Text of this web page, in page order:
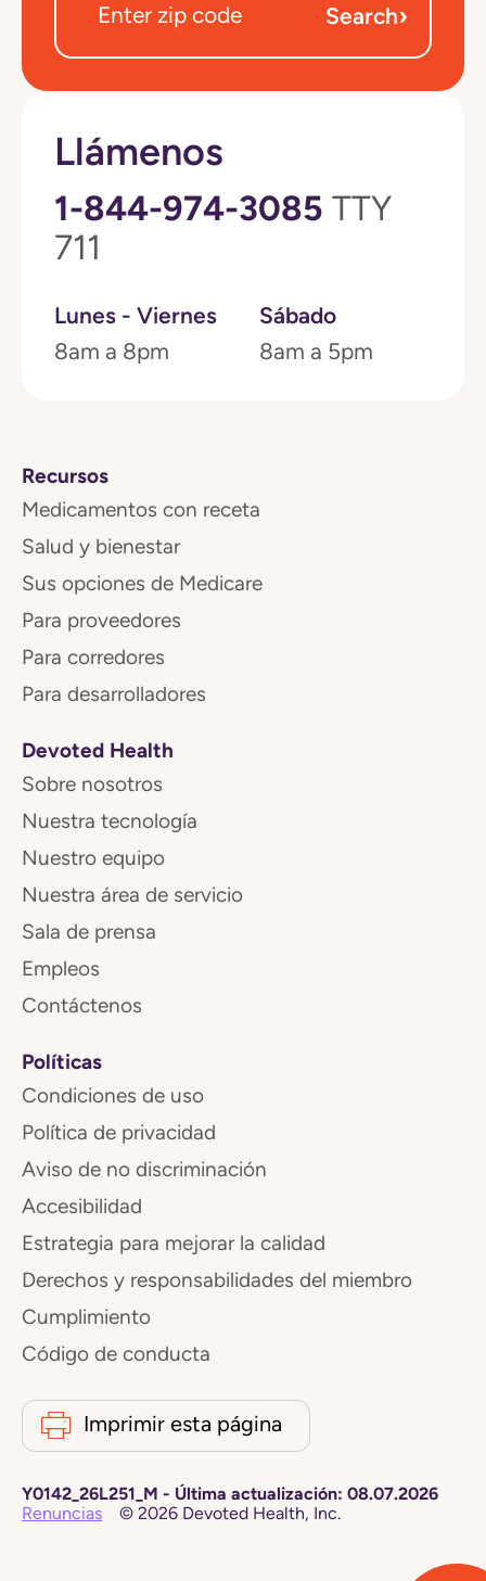
Search›
Llámenos
1-844-974-3085 TTY
711
Lunes - Viernes
8am a 8pm
Sábado
8am a 5pm
Recursos
Medicamentos con receta
Salud y bienestar
Sus opciones de Medicare
Para proveedores
Para corredores
Para desarrolladores
Devoted Health
Sobre nosotros
Nuestra tecnología
Nuestro equipo
Nuestra área de servicio
Sala de prensa
Empleos
Contáctenos
Políticas
Condiciones de uso
Política de privacidad
Aviso de no discriminación
Accesibilidad
Estrategia para mejorar la calidad
Derechos y responsabilidades del miembro
Cumplimiento
Código de conducta
Imprimir esta página
Y0142_26L251_M - Última actualización: 08.07.2026
Renuncias
© 2026 Devoted Health, Inc.